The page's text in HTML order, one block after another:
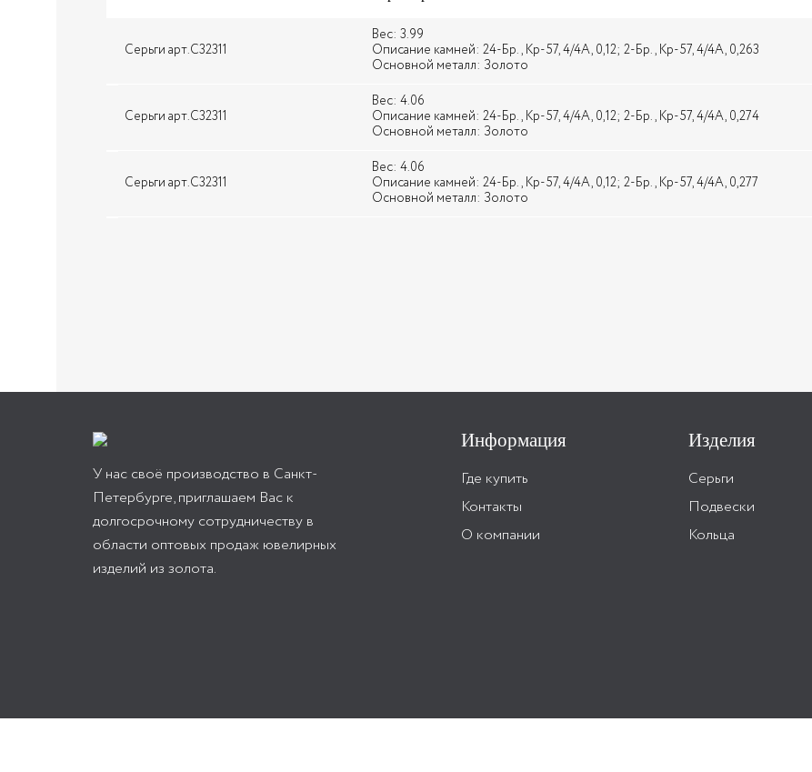
Серьги арт.С32311
Вес: 3.99
Описание камней: 24-Бр., Кр-57, 4/4А, 0,12; 2-Бр., Кр-57, 4/4А, 0,263
Основной металл: Золото
Серьги арт.С32311
Вес: 4.06
Описание камней: 24-Бр., Кр-57, 4/4А, 0,12; 2-Бр., Кр-57, 4/4А, 0,274
Основной металл: Золото
Серьги арт.С32311
Вес: 4.06
Описание камней: 24-Бр., Кр-57, 4/4А, 0,12; 2-Бр., Кр-57, 4/4А, 0,277
Основной металл: Золото
У нас своё производство в Санкт-
Петербурге, приглашаем Вас к
долгосрочному сотрудничеству в
области оптовых продаж ювелирных
изделий из золота.
Информация
Где купить
Контакты
О компании
Изделия
Серьги
Подвески
Кольца